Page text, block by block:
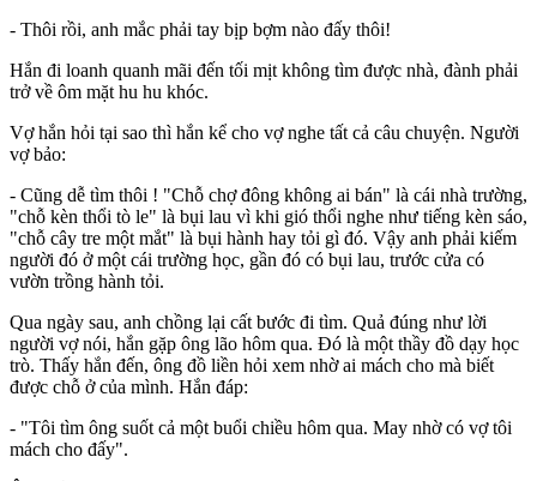
- Thôi rồi, anh mắc phải tay bịp bợm nào đấy thôi!
Hắn đi loanh quanh mãi đến tối mịt không tìm được nhà, đành phải
trở về ôm mặt hu hu khóc.
Vợ hắn hỏi tại sao thì hắn kể cho vợ nghe tất cả câu chuyện. Người
vợ bảo:
- Cũng dễ tìm thôi ! "Chỗ chợ đông không ai bán" là cái nhà trường,
"chỗ kèn thổi tò le" là bụi lau vì khi gió thổi nghe như tiếng kèn sáo,
"chỗ cây tre một mắt" là bụi hành hay tỏi gì đó. Vậy anh phải kiếm
người đó ở một cái trường học, gần đó có bụi lau, trước cửa có
vườn trồng hành tỏi.
Qua ngày sau, anh chồng lại cất bước đi tìm. Quả đúng như lời
người vợ nói, hắn gặp ông lão hôm qua. Đó là một thầy đồ dạy học
trò. Thấy hắn đến, ông đồ liền hỏi xem nhờ ai mách cho mà biết
được chỗ ở của mình. Hắn đáp:
- "Tôi tìm ông suốt cả một buổi chiều hôm qua. May nhờ có vợ tôi
mách cho đấy".